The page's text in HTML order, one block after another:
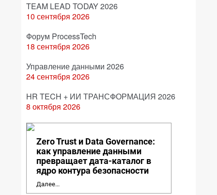
TEAM LEAD TODAY 2026
10 сентября 2026
Форум ProcessTech
18 сентября 2026
Управление данными 2026
24 сентября 2026
HR TECH + ИИ ТРАНСФОРМАЦИЯ 2026
8 октября 2026
Zero Trust и Data Governance:
как управление данными
превращает дата-каталог в
ядро контура безопасности
Далее...